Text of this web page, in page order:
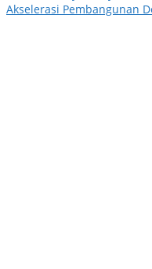
Akselerasi Pembangunan